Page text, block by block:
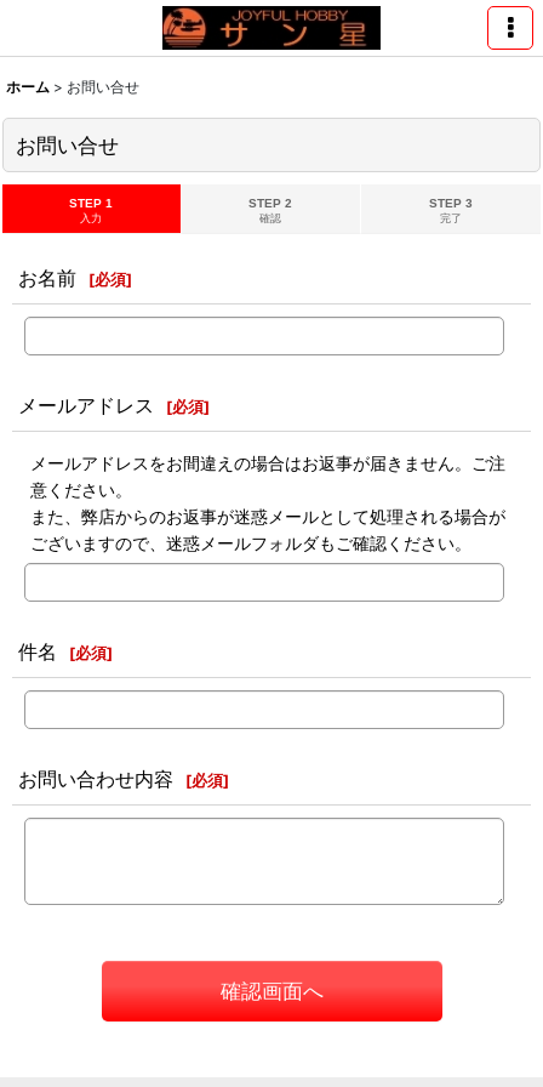
ホーム > お問い合せ
お問い合せ
STEP 1
入力
STEP 2
確認
STEP 3
完了
お名前 [必須]
メールアドレス [必須]
メールアドレスをお間違えの場合はお返事が届きません。ご注
意ください。
また、弊店からのお返事が迷惑メールとして処理される場合が
ございますので、迷惑メールフォルダもご確認ください。
件名 [必須]
お問い合わせ内容 [必須]
確認画面へ